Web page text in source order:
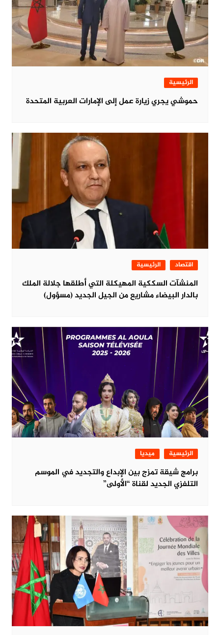
الرئيسية
حموشي يجري زيارة عمل إلى الإمارات العربية المتحدة
اقتصاد الرئيسية
المنشآت السككية المهيكلة التي أطلقها جلالة الملك
بالدار البيضاء مشاريع من الجيل الجديد (مسؤول)
الرئيسية ميديا
برامج شيقة تمزج بين الإبداع والتجديد في الموسم
التلفزي الجديد لقناة “الأولى”